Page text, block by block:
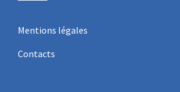
Mentions légales
Contacts